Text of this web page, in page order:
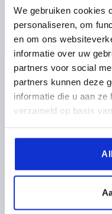
We gebruiken cookies
personaliseren, om
en om ons
informatie over uw
partners voor social
partners kunnen deze
informatie die u aan
verzameld op basis
plus shipping costs
K1217
HOLE SPACING=177-
LOAD CAPACITY
T1=9
SW=13,2